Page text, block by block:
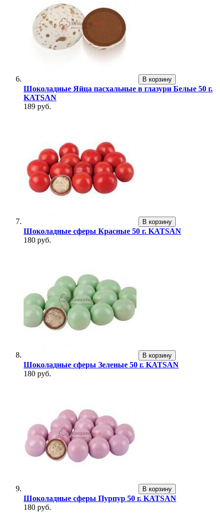
В корзину
Шоколадные Яйца пасхальные в глазури Белые 50 г.
KATSAN
189 руб.
В корзину
Шоколадные сферы Красные 50 г. KATSAN
180 руб.
В корзину
Шоколадные сферы Зеленые 50 г. KATSAN
180 руб.
В корзину
Шоколадные сферы Пурпур 50 г. KATSAN
180 руб.